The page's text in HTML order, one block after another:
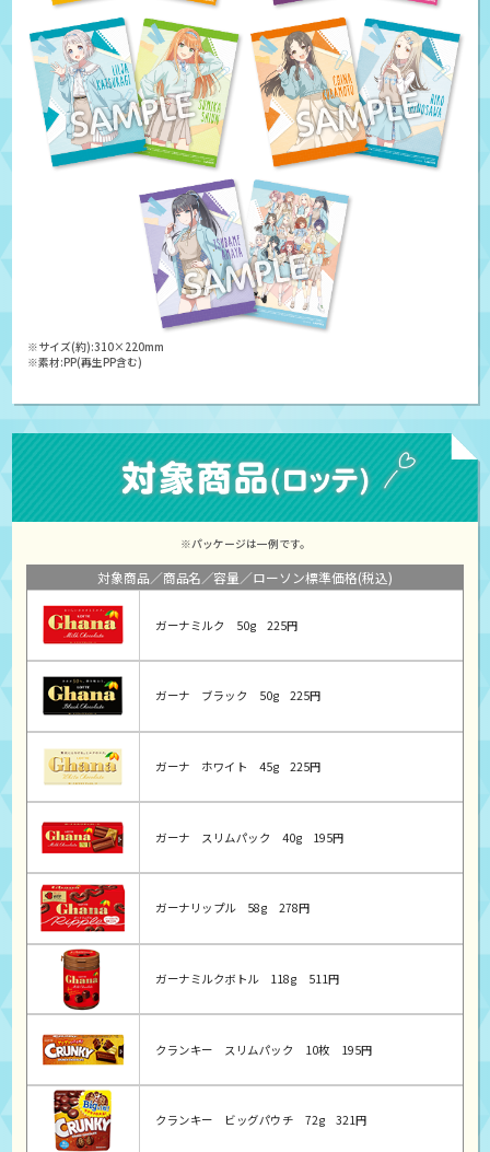
※サイズ(約):310×220mm
※素材:PP(再生PP含む)
※パッケージは一例です。
対象商品 商品名 容量 ローソン標準価格(税込)
ガーナミルク 50g 225円
ガーナ ブラック 50g 225円
ガーナ ホワイト 45g 225円
ガーナ スリムパック 40g 195円
ガーナリップル 58g 278円
ガーナミルクボトル 118g 511円
クランキー スリムパック 10枚 195円
クランキー ビッグパウチ 72g 321円